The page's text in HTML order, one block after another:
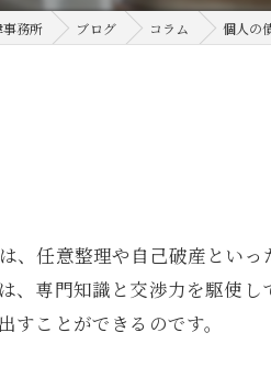
務所 ブログ コラム 個人の
、任意整理や自己破産とい
専門知識と交渉力を駆使し
ことができるのです。